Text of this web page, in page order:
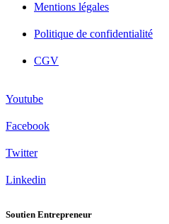
Mentions légales
Politique de confidentialité
CGV
Youtube
Facebook
Twitter
Linkedin
Soutien Entrepreneur